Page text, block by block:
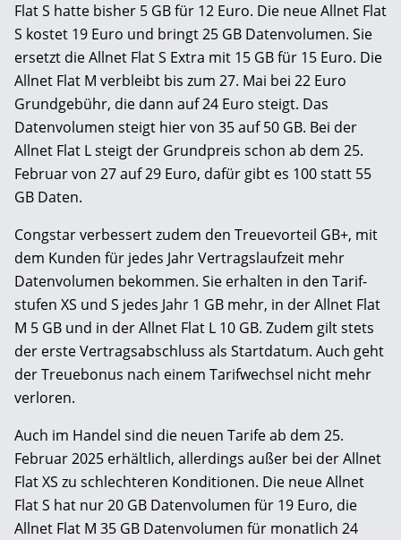
Flat S hatte bisher 5 GB für 12 Euro. Die neue Allnet Flat
S kostet 19 Euro und bringt 25 GB Datenvolumen. Sie
ersetzt die Allnet Flat S Extra mit 15 GB für 15 Euro. Die
Allnet Flat M verbleibt bis zum 27. Mai bei 22 Euro
Grundgebühr, die dann auf 24 Euro steigt. Das
Datenvolumen steigt hier von 35 auf 50 GB. Bei der
Allnet Flat L steigt der Grundpreis schon ab dem 25.
Februar von 27 auf 29 Euro, dafür gibt es 100 statt 55
GB Daten.
Congstar verbessert zudem den Treue­vorteil GB+, mit
dem Kunden für jedes Jahr Vertrags­lauf­zeit mehr
Daten­volumen bekommen. Sie erhalten in den Tarif­
stufen XS und S jedes Jahr 1 GB mehr, in der Allnet Flat
M 5 GB und in der Allnet Flat L 10 GB. Zudem gilt stets
der erste Vertrags­abschluss als Start­datum. Auch geht
der Treue­bonus nach einem Tarif­wechsel nicht mehr
verloren.
Auch im Handel sind die neuen Tarife ab dem 25.
Februar 2025 erhältlich, allerdings außer bei der Allnet
Flat XS zu schlechteren Konditionen. Die neue Allnet
Flat S hat nur 20 GB Datenvolumen für 19 Euro, die
Allnet Flat M 35 GB Datenvolumen für monatlich 24